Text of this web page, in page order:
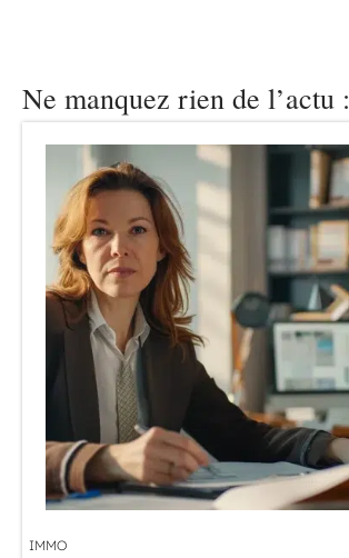
Ne manquez rien de l’actu :
IMMO